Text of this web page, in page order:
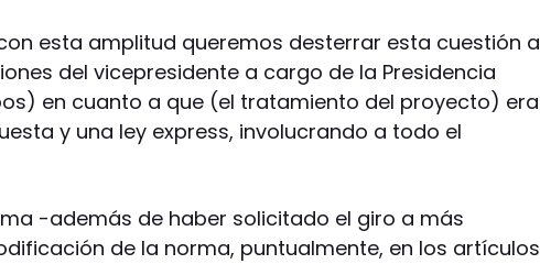
esta amplitud queremos desterrar esta cuestión a
del vicepresidente a cargo de la Presidencia
en cuanto a que (el tratamiento del proyecto) era
y una ley express, involucrando a todo el
-además de haber solicitado el giro a más
de la norma, puntualmente, en los artículos